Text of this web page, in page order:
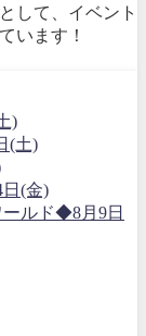
して、イベント
います！
)
(土)
(金)
ルド◆8月9日